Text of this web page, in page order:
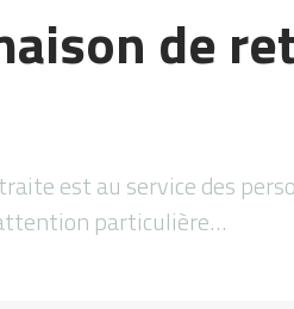
de
est au service des
particulière…